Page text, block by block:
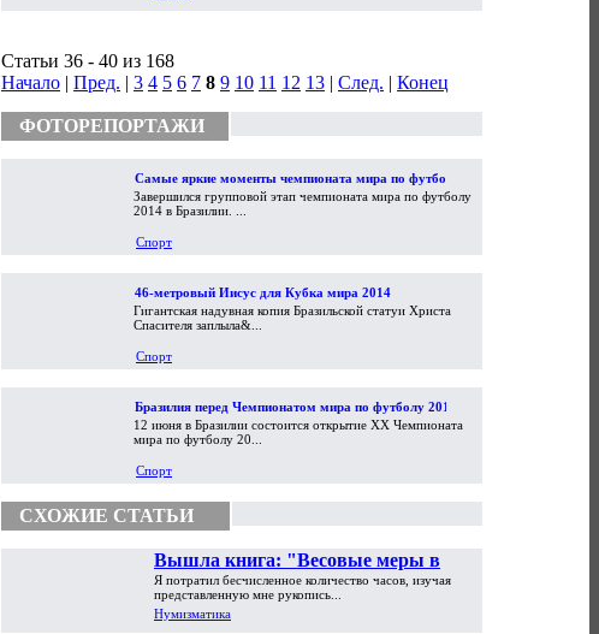
Статьи 36 - 40 из 168
Начало | Пред. | 3 4 5 6 7 8 9 10 11 12 13 | След. | Конец
ФОТОРЕПОРТАЖИ
Самые яркие моменты чемпионата мира по футболу
2014
Завершился групповой этап чемпионата мира по футболу
2014 в Бразилии. ...
Спорт
46-метровый Иисус для Кубка мира 2014
Гигантская надувная копия Бразильской статуи Христа
Спасителя заплыла&...
Спорт
Бразилия перед Чемпионатом мира по футболу 2014
12 июня в Бразилии состоится открытие XX Чемпионата
мира по футболу 20...
Спорт
СХОЖИЕ СТАТЬИ
Вышла книга: "Весовые меры в
торговой практике Античности и
Средневековья"
Я потратил бесчисленное количество часов, изучая
представленную мне рукопись...
Нумизматика